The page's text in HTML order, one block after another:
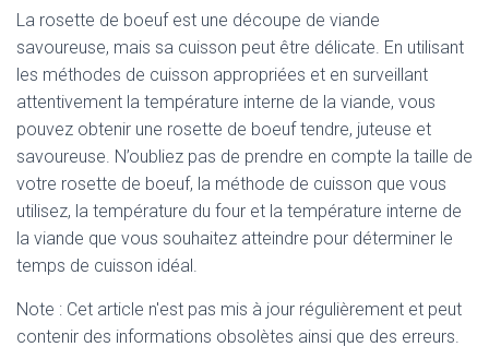
La rosette de boeuf est une découpe de viande
savoureuse, mais sa cuisson peut être délicate. En utilisant
les méthodes de cuisson appropriées et en surveillant
attentivement la température interne de la viande, vous
pouvez obtenir une rosette de boeuf tendre, juteuse et
savoureuse. N’oubliez pas de prendre en compte la taille de
votre rosette de boeuf, la méthode de cuisson que vous
utilisez, la température du four et la température interne de
la viande que vous souhaitez atteindre pour déterminer le
temps de cuisson idéal.
Note : Cet article n'est pas mis à jour régulièrement et peut
contenir des informations obsolètes ainsi que des erreurs.